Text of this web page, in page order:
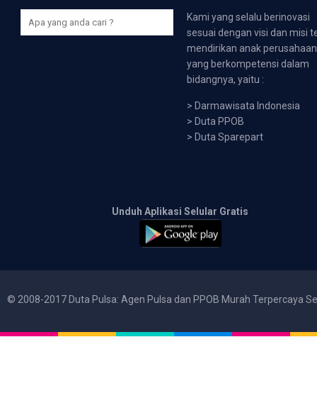
Kami yang selalu berinovasi
sesuai dengan visi dan misi
mendirikan anak perusahaan
yang berkompetensi dalam
bidangnya, yaitu :
> Darmawisata Indonesia
> Duta PPOB
> Duta Sparepart
Unduh Aplikasi Selular Gratis
© 2008-2017 Duta Pulsa: Agen Pulsa dan PPOB Murah Terpercaya